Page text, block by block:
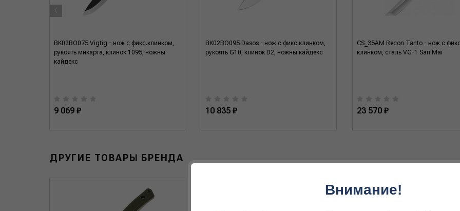
BK02BO075 Vigtig - нож c фикс.клинком,
рукоять микарта, клинок 1095, ножны
кайдекс
9 069 ₽
BK02BO095 Dasos - нож c фикс.клинком,
рукоять G10, клинок D2, ножны кайдекс
10 835 ₽
CS_35AM Recon Tanto - нож с
клинком, сталь VG-1 San Mai
23 570 ₽
‹
ДРУГИЕ ТОВАРЫ БРЕНДА
Внимание!